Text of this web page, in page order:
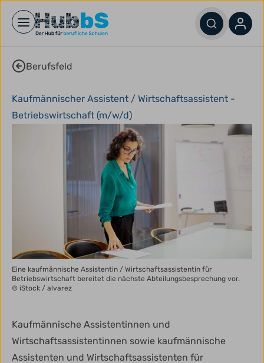
Open main menu
Berufsfeld
Kaufmännischer Assistent / Wirtschaftsassistent -
Betriebswirtschaft (m/w/d)
Eine kaufmännische Assistentin / Wirtschaftsassistentin für
Betriebswirtschaft bereitet die nächste Abteilungsbesprechung vor.
© iStock / alvarez
Kaufmännische Assistentinnen und
Wirtschaftsassistentinnen sowie kaufmännische
Assistenten und Wirtschaftsassistenten für